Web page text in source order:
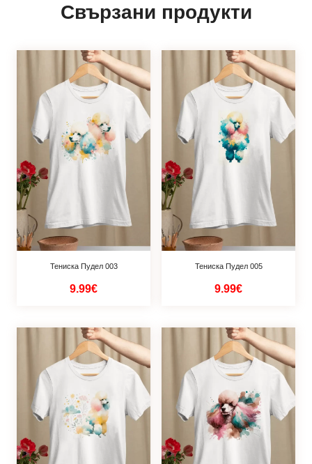
Свързани продукти
Тениска Пудел 003
9.99€
Тениска Пудел 005
9.99€